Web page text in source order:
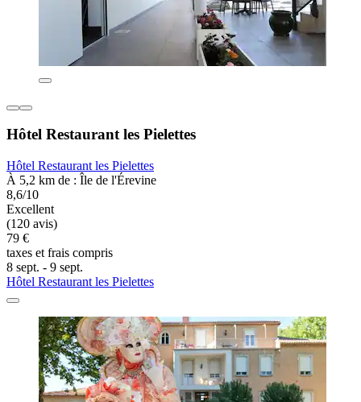
Hôtel Restaurant les Pielettes
Hôtel Restaurant les Pielettes
À 5,2 km de : Île de l'Érevine
8,6/10
Excellent
(120 avis)
79 €
taxes et frais compris
8 sept. - 9 sept.
Hôtel Restaurant les Pielettes